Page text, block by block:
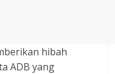
hibah
ADB yang